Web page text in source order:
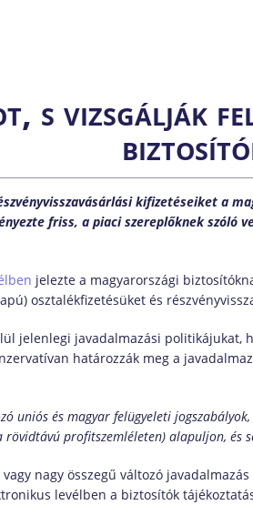
s vizsgálják
kifizetéseiket a
friss, a piaci szereplőknek
jelezte a magyarországi
osztalékfizetésüket és
jelenlegi javadalmazási politikájukat,
határozzák meg a
uniós és magyar felügyeleti
profitszemléleten) alapuljon,
nagy összegű változó
levélben a biztosítók